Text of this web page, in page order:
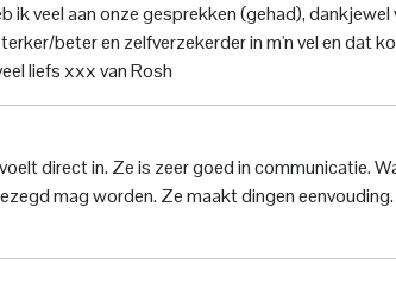
veel aan onze gesprekken (gehad), dankjewel
beter en zelfverzekerder in m'n vel en dat
liefs xxx van Rosh
direct in. Ze is zeer goed in communicatie.
mag worden. Ze maakt dingen